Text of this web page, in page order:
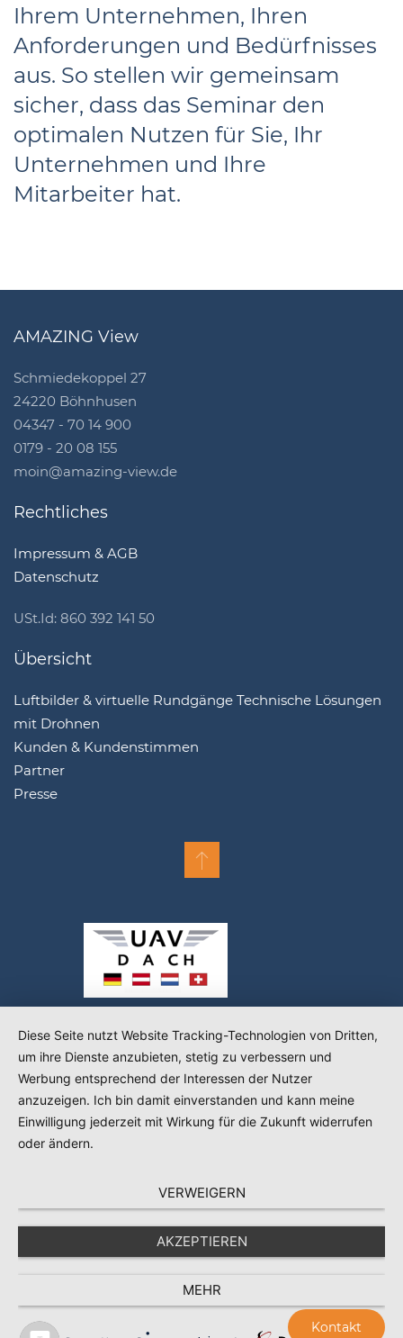
Ihrem Unternehmen, Ihren
Anforderungen und Bedürfnisses
aus. So stellen wir gemeinsam
sicher, dass das Seminar den
optimalen Nutzen für Sie, Ihr
Unternehmen und Ihre
Mitarbeiter hat.
AMAZING View
Schmiedekoppel 27
24220 Böhnhusen
04347 - 70 14 900
0179 - 20 08 155
moin@amazing-view.de
Rechtliches
Impressum & AGB
Datenschutz
USt.Id: 860 392 141 50
Übersicht
Luftbilder & virtuelle Rundgänge Technische Lösungen
mit Drohnen
Kunden & Kundenstimmen
Partner
Presse
Kontakt
Diese Seite nutzt Website Tracking-Technologien von Dritten,
um ihre Dienste anzubieten, stetig zu verbessern und
Werbung entsprechend der Interessen der Nutzer
anzuzeigen. Ich bin damit einverstanden und kann meine
Einwilligung jederzeit mit Wirkung für die Zukunft widerrufen
oder ändern.
VERWEIGERN
AKZEPTIEREN
MEHR